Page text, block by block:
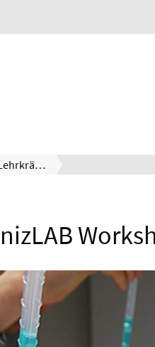
LeibnizLAB Workshops für Lehrkräfte